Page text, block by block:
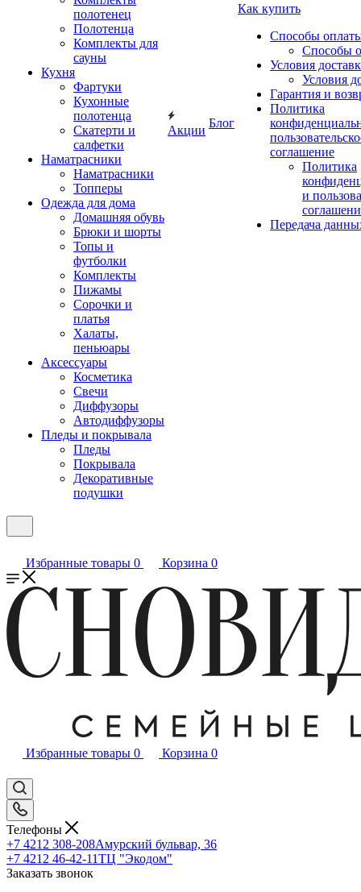
полотенец
Полотенца
Комплекты для
сауны
Кухня
Фартуки
Кухонные
полотенца
Скатерти и
салфетки
Наматрасники
Наматрасники
Топперы
Одежда для дома
Домашняя обувь
Брюки и шорты
Топы и
футболки
Комплекты
Пижамы
Сорочки и
платья
Халаты,
пеньюары
Аксессуары
Косметика
Свечи
Диффузоры
Автодиффузоры
Пледы и покрывала
Пледы
Покрывала
Декоративные
подушки
Акции
Блог
Как купить
Способы
Способы
Условия
Условия
Гарантия и
Политика
соглашение
Политика
и
Передача
Избранные товары 0 Корзина 0
Избранные товары 0 Корзина 0
Телефоны
+7 4212 308-208Амурский бульвар, 36
+7 4212 46-42-11ТЦ "Экодом"
Заказать звонок